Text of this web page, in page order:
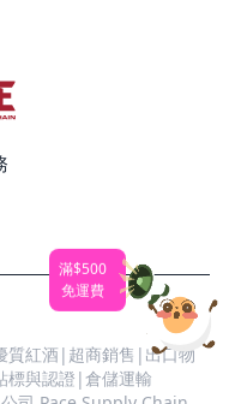
滿$500
免運費
質紅酒|超商銷售|出口物
與認證|倉儲運輸